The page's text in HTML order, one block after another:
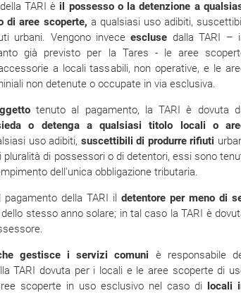
della TARI è il possesso o la detenzione a
di aree scoperte, a qualsiasi uso adibiti,
urbani. Vengono inveceescluse dalla TARI –
già previsto per la Tares - le aree
a locali tassabili, non operative, e le
non detenute o occupate in via esclusiva.
tenuto al pagamento, la TARI è dovuta
o detenga a qualsiasi titolo locali o
uso adibiti, suscettibili di produrre rifiuti
pluralità di possessori o di detentori, essi sono
dell'unica obbligazione tributaria.
pagamento della TARI il detentore per meno di
stesso anno solare; in tal caso la TARI è
gestisce i servizi comuni è responsabile
TARI dovuta per i locali e le aree scoperte di
scoperte in uso esclusivo nel caso di locali